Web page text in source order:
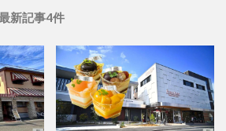
新記事4件